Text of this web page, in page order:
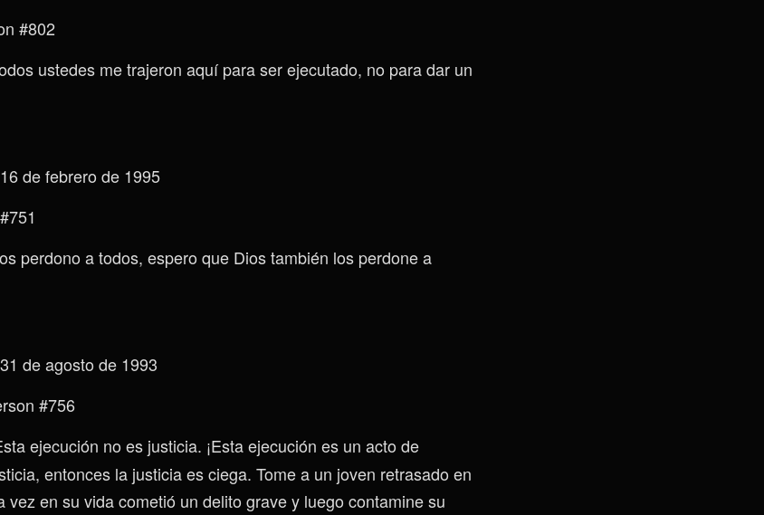
#802
ustedes me trajeron aquí para ser ejecutado, no para dar un
16 de febrero de 1995
perdono a todos, espero que Dios también los perdone a
31 de agosto de 1993
#756
ejecución no es justicia. ¡Esta ejecución es un acto de
entonces la justicia es ciega. Tome a un joven retrasado en
vez en su vida cometió un delito grave y luego contamine su